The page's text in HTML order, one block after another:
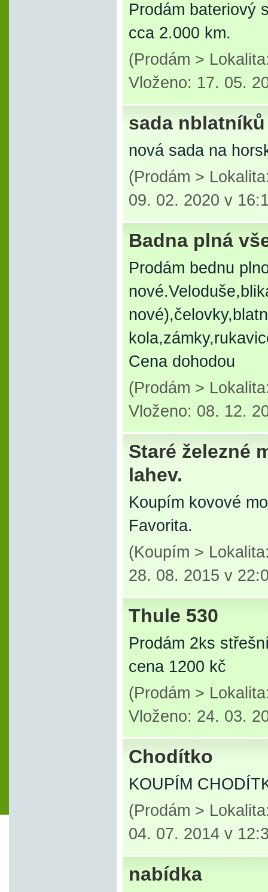
Prodám bateriový
cca 2.000 km.
(Prodám >
Vloženo: 17. 05.
sada nblatníků
nová sada na
(Prodám >
09. 02. 2020 v
Badna plná
Prodám bednu
Cena dohodou
(Prodám >
Vloženo: 08. 12.
Staré železné
lahev.
Koupím kovové
Favorita.
(Koupím >
28. 08. 2015 v
Thule 530
Prodám 2ks
cena 1200 kč
(Prodám >
Vloženo: 24. 03.
Chodítko
KOUPÍM
(Prodám >
04. 07. 2014 v
nabídka